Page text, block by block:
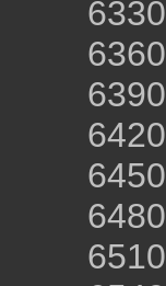
6330
6360
6390
6420
6450
6480
6510